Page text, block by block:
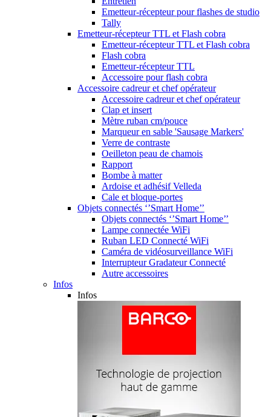
Emetteur-récepteur pour flashes de studio
Tally
Emetteur-récepteur TTL et Flash cobra
Emetteur-récepteur TTL et Flash cobra
Flash cobra
Emetteur-récepteur TTL
Accessoire pour flash cobra
Accessoire cadreur et chef opérateur
Accessoire cadreur et chef opérateur
Clap et insert
Mètre ruban cm/pouce
Marqueur en sable 'Sausage Markers'
Verre de contraste
Oeilleton peau de chamois
Rapport
Bombe à matter
Ardoise et adhésif Velleda
Cale et bloque-portes
Objets connectés ‘’Smart Home’’
Objets connectés ‘’Smart Home’’
Lampe connectée WiFi
Ruban LED Connecté WiFi
Caméra de vidéosurveillance WiFi
Interrupteur Gradateur Connecté
Autre accessoires
Infos
Infos